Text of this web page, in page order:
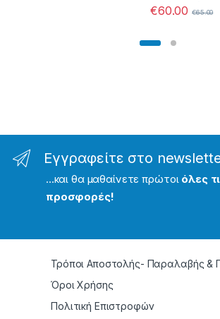
€60.00 €65.00
Εγγραφείτε στο
...και θα μαθαίνετε πρώτοι όλες
προσφορές!
Τρόποι Αποστολής- Παραλαβής &
Όροι Χρήσης
Πολιτική Επιστροφών